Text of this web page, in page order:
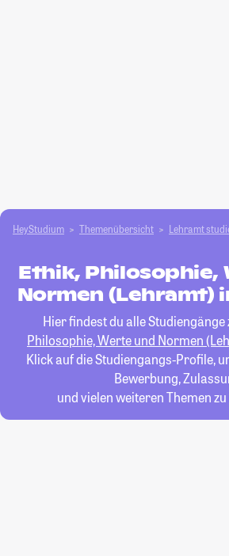
HeyStudium Themenübersicht Lehramt
Ethik, Philosophie,
Normen (Lehramt)
Hier findest du alle Studiengänge
Philosophie, Werte und Normen
Klick auf die Studiengangs-Profile,
Bewerbung,
und vielen weiteren Themen